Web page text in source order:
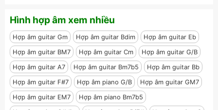
Hình hợp âm xem nhiều
Hợp âm guitar Gm Hợp âm guitar Bdim
Hợp âm guitar Eb
Hợp âm guitar BM7
Hợp âm guitar Cm
Hợp âm guitar G/B
Hợp âm guitar A7
Hợp âm guitar Bm7b5
Hợp âm guitar Bb
Hợp âm guitar F#7
Hợp âm piano G/B
Hợp âm guitar GM7
Hợp âm guitar EM7
Hợp âm piano Bm7b5